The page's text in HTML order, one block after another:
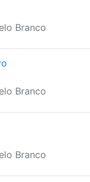
Branco
Branco
Branco